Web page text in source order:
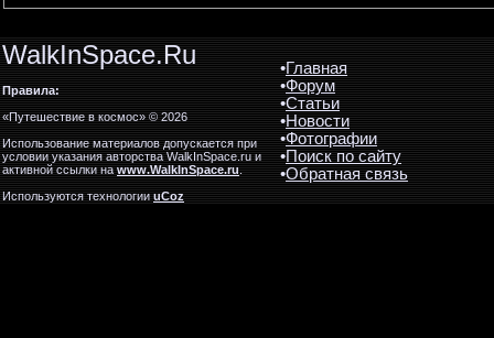
WalkInSpace.Ru
Правила:
«Путешествие в космос» © 2026
Использование материалов допускается при
условии указания авторства WalkInSpace.ru и
активной ссылки наwww.WalkInSpace.ru.
Используются технологииuCoz
•Главная
•Форум
•Статьи
•Новости
•Фотографии
•Поиск по сайту
•Обратная связь